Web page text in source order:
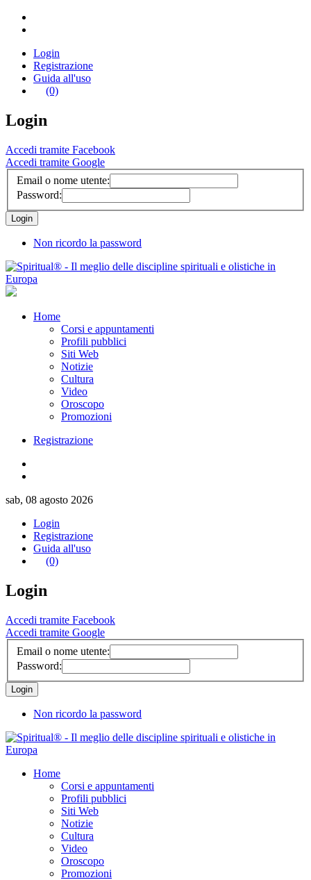
Login
Registrazione
Guida all'uso
(0)
Login
Accedi tramite Facebook
Accedi tramite Google
Email o nome utente:
Password:
Non ricordo la password
Home
Corsi e appuntamenti
Profili pubblici
Siti Web
Notizie
Cultura
Video
Oroscopo
Promozioni
Registrazione
sab, 08 agosto 2026
Login
Registrazione
Guida all'uso
(0)
Login
Accedi tramite Facebook
Accedi tramite Google
Email o nome utente:
Password:
Non ricordo la password
Home
Corsi e appuntamenti
Profili pubblici
Siti Web
Notizie
Cultura
Video
Oroscopo
Promozioni